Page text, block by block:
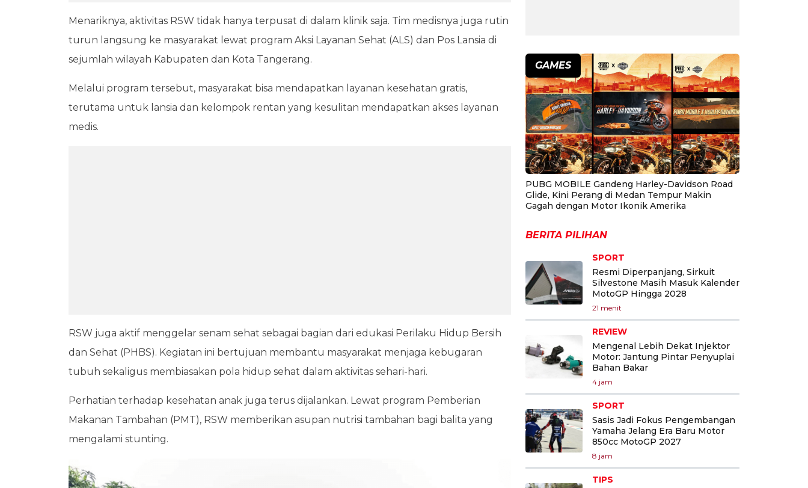
Menariknya, aktivitas RSW tidak hanya terpusat di dalam klinik saja. Tim medisnya juga rutin
turun langsung ke masyarakat lewat program Aksi Layanan Sehat (ALS) dan Pos Lansia di
sejumlah wilayah Kabupaten dan Kota Tangerang.
Melalui program tersebut, masyarakat bisa mendapatkan layanan kesehatan gratis,
terutama untuk lansia dan kelompok rentan yang kesulitan mendapatkan akses layanan
medis.
RSW juga aktif menggelar senam sehat sebagai bagian dari edukasi Perilaku Hidup Bersih
dan Sehat (PHBS). Kegiatan ini bertujuan membantu masyarakat menjaga kebugaran
tubuh sekaligus membiasakan pola hidup sehat dalam aktivitas sehari-hari.
Perhatian terhadap kesehatan anak juga terus dijalankan. Lewat program Pemberian
Makanan Tambahan (PMT), RSW memberikan asupan nutrisi tambahan bagi balita yang
mengalami stunting.
GAMES
PUBG MOBILE Gandeng Harley-Davidson Road
Glide, Kini Perang di Medan Tempur Makin
Gagah dengan Motor Ikonik Amerika
BERITA PILIHAN
SPORT
Resmi Diperpanjang, Sirkuit
Silvestone Masih Masuk Kalender
MotoGP Hingga 2028
21 menit
REVIEW
Mengenal Lebih Dekat Injektor
Motor: Jantung Pintar Penyuplai
Bahan Bakar
4 jam
SPORT
Sasis Jadi Fokus Pengembangan
Yamaha Jelang Era Baru Motor
850cc MotoGP 2027
8 jam
TIPS